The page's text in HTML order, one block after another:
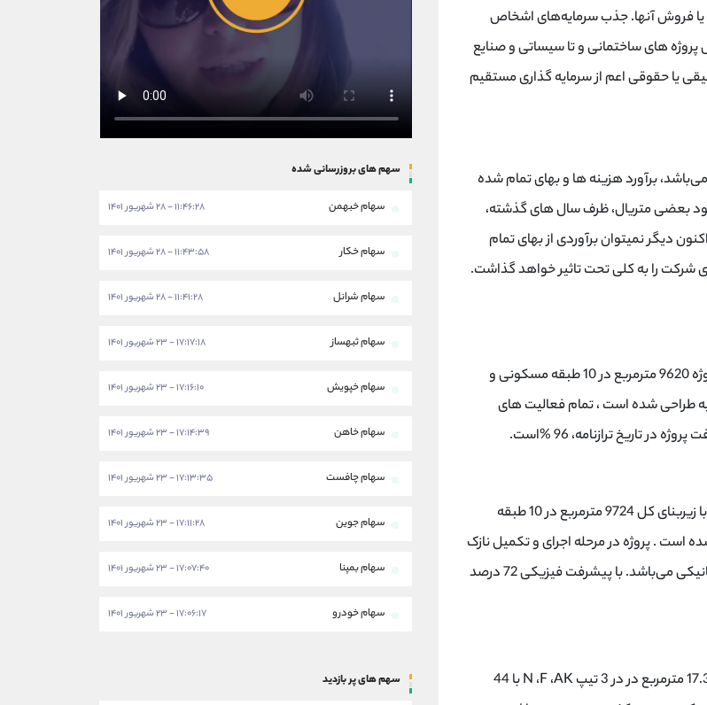
و یا فروش آنها. جذب سرمایه‌های اشخاص
های ساختمانی و تا سیساتی و صنایع
یا حقوقی اعم از سرمایه گذاری مستقیم
برآورد هزینه ها و بهای تمام شده
بعضی متریال، ظرف سال های گذشته،
دیگر نمیتوان برآوردی از بهای تمام
شرکت را به کلی تحت تاثیر خواهد گذاشت.
زمین این پروژه به مسرراحت 3323 مترمربع با مساحت زیربنای کل پروژه 9620 مترمربع در 10 طبقه مسکونی و
طراحی شده است ، تمام فعالیت های
تاریخ ترازنامه، 96 %است.
این پروژه در زمینی به مسررراحت 3324 مترمربع در اراک کوی الهیه و با زیربنای کل 9724 مترمربع در 10 طبقه
. پروژه در مرحله اجرای و تکمیل نازک
کاری و نما سازی و دیگر فعالیت های مربوط به برقی و تاسیسات مکانیکی می‌باشد. با پیشرفت فیزیکی 72 درصد
این پروژه با مسراحت 45/12652 مترمربع در زمینی به مسراحت 17.3083 مترمربع در در 3 تیپ N ،F ،AK با 44
سهم های بروزرسانی شده
سهام خبهمن ۱۱:۴۶:۲۸ - ۲۸ شهریور ۱۴۰۱
سهام خکار ۱۱:۴۳:۵۸ - ۲۸ شهریور ۱۴۰۱
سهام شرانل ۱۱:۴۱:۲۸ - ۲۸ شهریور ۱۴۰۱
سهام ثبهساز ۱۷:۱۷:۱۸ - ۲۳ شهریور ۱۴۰۱
سهام خپویش ۱۷:۱۶:۱۰ - ۲۳ شهریور ۱۴۰۱
سهام خاهن ۱۷:۱۴:۳۹ - ۲۳ شهریور ۱۴۰۱
سهام چافست ۱۷:۱۳:۳۵ - ۲۳ شهریور ۱۴۰۱
سهام جوین ۱۷:۱۱:۲۸ - ۲۳ شهریور ۱۴۰۱
سهام بمپنا ۱۷:۰۷:۴۰ - ۲۳ شهریور ۱۴۰۱
سهام خودرو ۱۷:۰۶:۱۷ - ۲۳ شهریور ۱۴۰۱
سهم های پر بازدید